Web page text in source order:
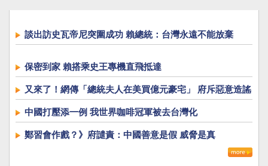
談出訪史瓦帝尼突圍成功 賴總統：台灣永遠不能放棄
保密到家 賴搭乘史王專機直飛抵達
又來了！網傳「總統夫人在美買億元豪宅」 府斥惡意造謠
中國打壓添一例 我世界咖啡冠軍被去台灣化
鄭習會作戲？》府譴責：中國善意是假 威脅是真